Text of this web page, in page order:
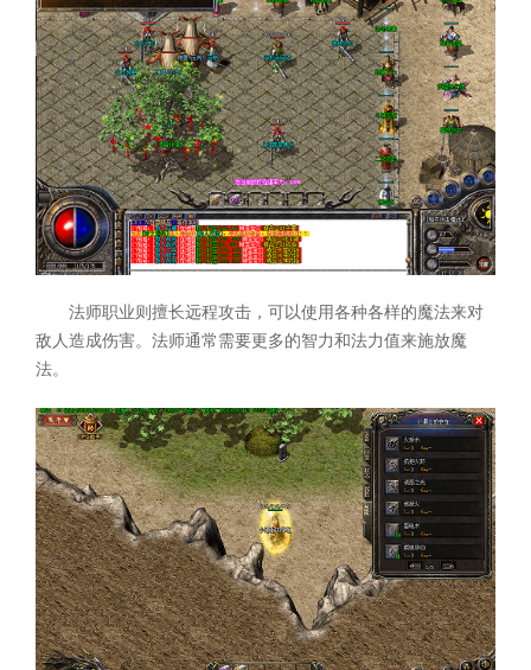
法师职业则擅长远程攻击，可以使用各种各样的魔法来对
敌人造成伤害。法师通常需要更多的智力和法力值来施放魔
法。